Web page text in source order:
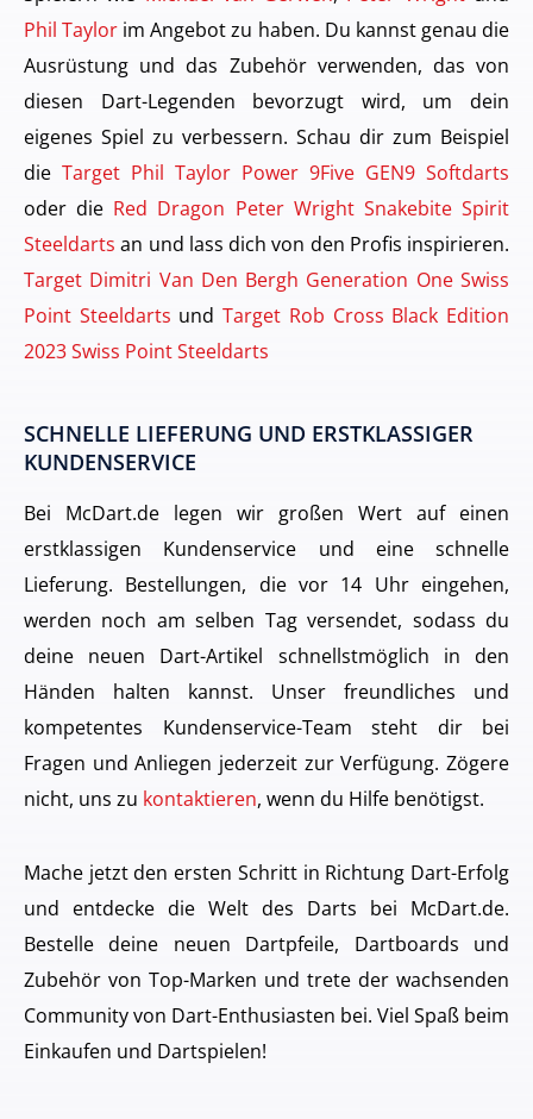
Phil Taylor im Angebot zu haben. Du kannst genau die
Ausrüstung und das Zubehör verwenden, das von
diesen Dart-Legenden bevorzugt wird, um dein
eigenes Spiel zu verbessern. Schau dir zum Beispiel
die Target Phil Taylor Power 9Five GEN9 Softdarts
oder die Red Dragon Peter Wright Snakebite Spirit
Steeldarts an und lass dich von den Profis inspirieren.
Target Dimitri Van Den Bergh Generation One Swiss
Point Steeldarts undTarget Rob Cross Black Edition
2023 Swiss Point Steeldarts
SCHNELLE LIEFERUNG UND ERSTKLASSIGER
KUNDENSERVICE
Bei McDart.de legen wir großen Wert auf einen
erstklassigen Kundenservice und eine schnelle
Lieferung. Bestellungen, die vor 14 Uhr eingehen,
werden noch am selben Tag versendet, sodass du
deine neuen Dart-Artikel schnellstmöglich in den
Händen halten kannst. Unser freundliches und
kompetentes Kundenservice-Team steht dir bei
Fragen und Anliegen jederzeit zur Verfügung. Zögere
nicht, uns zu kontaktieren, wenn du Hilfe benötigst.
Mache jetzt den ersten Schritt in Richtung Dart-Erfolg
und entdecke die Welt des Darts bei McDart.de.
Bestelle deine neuen Dartpfeile, Dartboards und
Zubehör von Top-Marken und trete der wachsenden
Community von Dart-Enthusiasten bei. Viel Spaß beim
Einkaufen und Dartspielen!